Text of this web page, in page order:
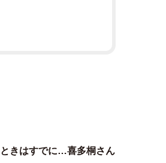
ときはすでに…喜多桐さん